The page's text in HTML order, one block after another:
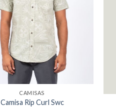
CAMISAS
Camisa Rip Curl Swc